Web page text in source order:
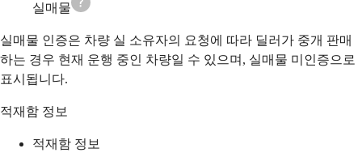
실매물
실매물 인증은 차량 실 소유자의 요청에 따라 딜러가 중개 판매
하는 경우 현재 운행 중인 차량일 수 있으며, 실매물 미인증으로
표시됩니다.
적재함 정보
적재함 정보